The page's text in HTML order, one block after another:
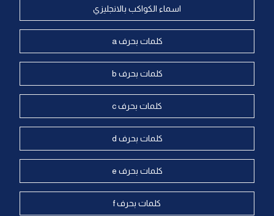
اسماء الكواكب بالانجليزي
كلمات بحرف a
كلمات بحرف b
كلمات بحرف c
كلمات بحرف d
كلمات بحرف e
كلمات بحرف f